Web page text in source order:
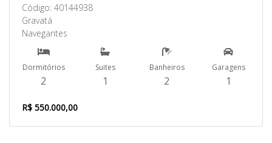
Código: 40144938
Gravatá
Navegantes
Dormitórios
2
Suites
1
Banheiros
2
Garagens
1
R$ 550.000,00